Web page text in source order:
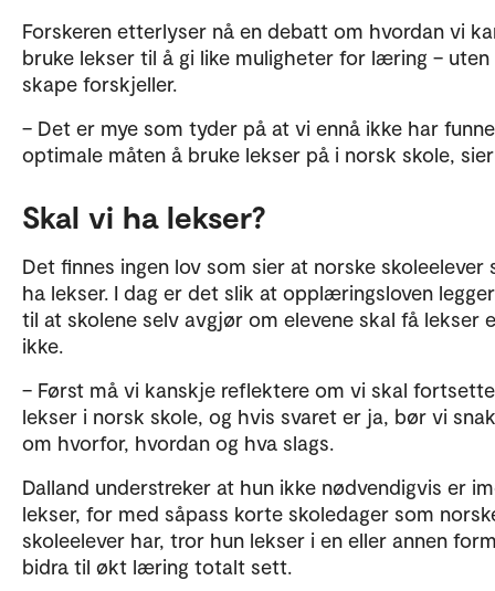
Forskeren etterlyser nå en debatt om hvordan vi
bruke lekser til å gi like muligheter for læring – uten
skape forskjeller.
– Det er mye som tyder på at vi ennå ikke har
optimale måten å bruke lekser på i norsk skole,
Skal vi ha lekser?
Det finnes ingen lov som sier at norske skoleelever
ha lekser. I dag er det slik at opplæringsloven
til at skolene selv avgjør om elevene skal få lekser
ikke.
– Først må vi kanskje reflektere om vi skal
lekser i norsk skole, og hvis svaret er ja, bør vi
om hvorfor, hvordan og hva slags.
Dalland understreker at hun ikke nødvendigvis er
lekser, for med såpass korte skoledager som
skoleelever har, tror hun lekser i en eller annen
bidra til økt læring totalt sett.